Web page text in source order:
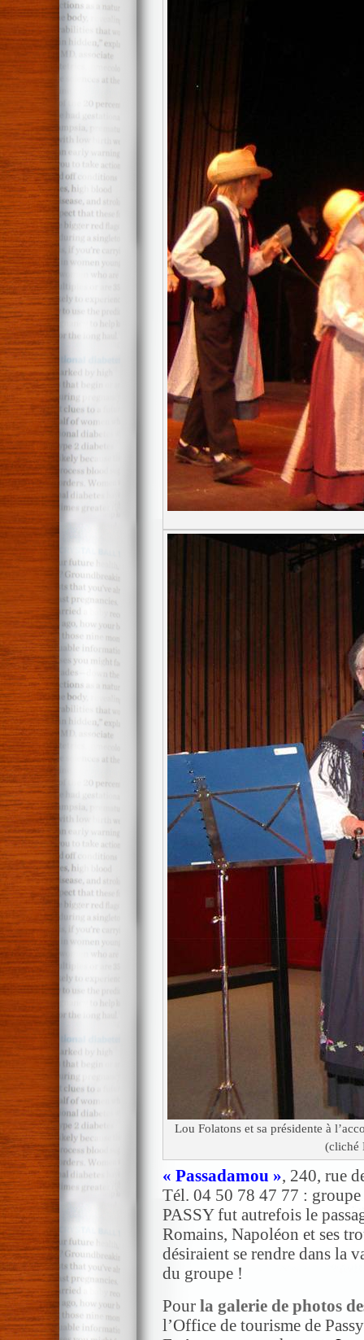
Lou Folatons et sa présidente à
(cliché
« Passadamou », 240, rue
Tél. 04 50 78 47 77 :
PASSY fut autrefois le
Romains, Napoléon et ses
désiraient se rendre dans la
du groupe !
Pour la galerie de photos
l’Office de tourisme de